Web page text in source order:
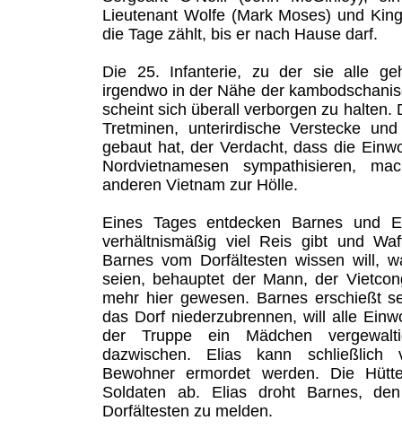
Lieutenant Wolfe (Mark Moses) und
die Tage zählt, bis er nach Hause darf.
Die 25. Infanterie, zu der sie alle
irgendwo in der Nähe der
scheint sich überall verborgen zu halten.
Tretminen, unterirdische Verstecke
gebaut hat, der Verdacht, dass die
Nordvietnamesen sympathisieren,
anderen Vietnam zur Hölle.
Eines Tages entdecken Barnes und
verhältnismäßig viel Reis gibt und
Barnes vom Dorfältesten wissen will,
seien, behauptet der Mann, der
mehr hier gewesen. Barnes erschießt
das Dorf niederzubrennen, will alle
der Truppe ein Mädchen
dazwischen. Elias kann schließlich
Bewohner ermordet werden. Die
Soldaten ab. Elias droht Barnes,
Dorfältesten zu melden.